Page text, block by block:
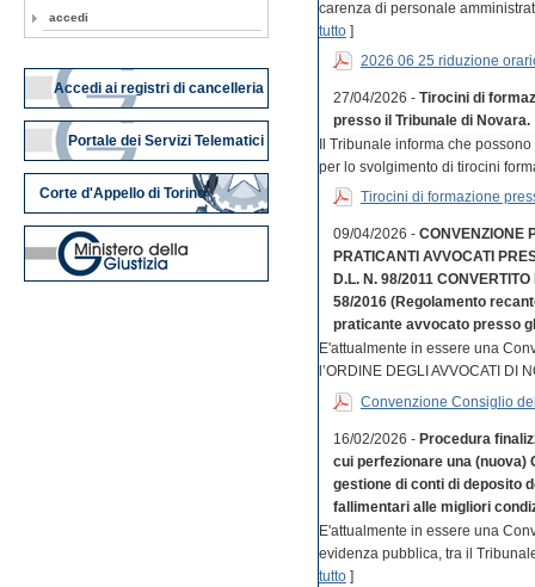
carenza di personale
tutto]
2026 06 25 riduzione
27/04/2026 - Tirocini di
presso il Tribunale di Novara.
Il Tribunale informa che
per lo svolgimento di tirocini
Tirocini di formazione
09/04/2026 - CONVENZIONE
PRATICANTI AVVOCATI
D.L. N. 98/2011
58/2016 (Regolamento
praticante avvocato presso
E'attualmente in essere una
l’ORDINE DEGLI AVVOCATI DI
Convenzione Consiglio
16/02/2026 - Procedura
cui perfezionare una (nuova)
gestione di conti di deposito
fallimentari alle migliori
E'attualmente in essere una
evidenza pubblica, tra il
tutto]
accedi
Accedi ai registri di cancelleria
Portale dei Servizi Telematici
Corte d'Appello di Torino